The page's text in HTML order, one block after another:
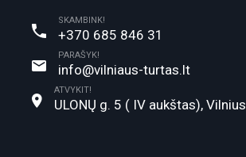
SKAMBINK!
+370 685 846 31
PARAŠYK!
info@vilniaus-turtas.lt
ATVYKIT!
ULONŲ g. 5 ( IV aukštas), Vilnius